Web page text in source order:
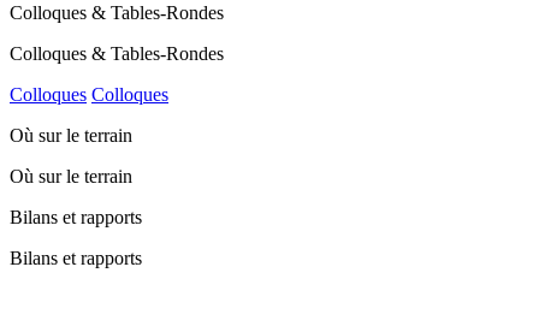
Colloques & Tables-Rondes
Colloques & Tables-Rondes
Colloques Colloques
Où sur le terrain
Où sur le terrain
Bilans et rapports
Bilans et rapports